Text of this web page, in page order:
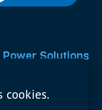
Power Solutions
Contactors & Fuses
cookies.